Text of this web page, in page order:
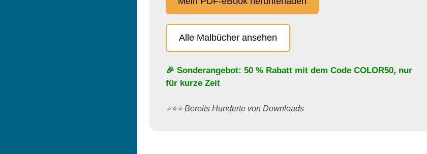
Alle Malbücher ansehen
🎉 Sonderangebot: 50 % Rabatt mit dem Code COLOR50, nur
für kurze Zeit
⭐️⭐️⭐️ Bereits Hunderte von Downloads